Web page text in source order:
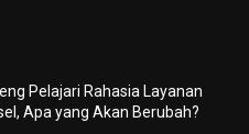
Pelajari Rahasia Layanan
Apa yang Akan Berubah?